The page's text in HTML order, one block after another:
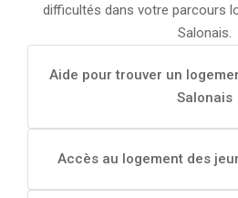
difficultés dans votre parcours
Salonais.
Aide pour trouver un
Salonais
Accès au logement des